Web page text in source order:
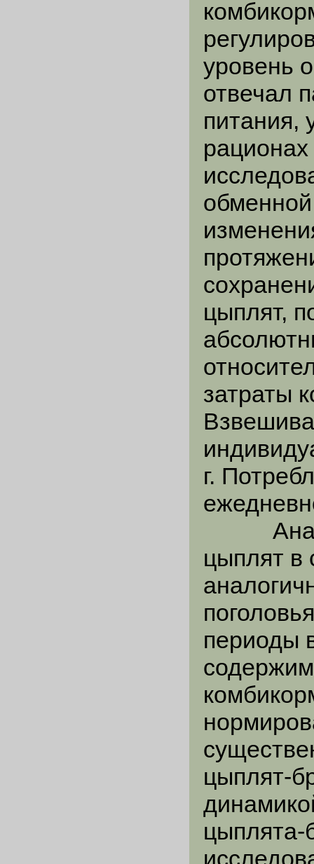
уровень
отвечал
питания,
обменной
цыплят,
затраты
г.
цыплят в
периоды
цыплят-